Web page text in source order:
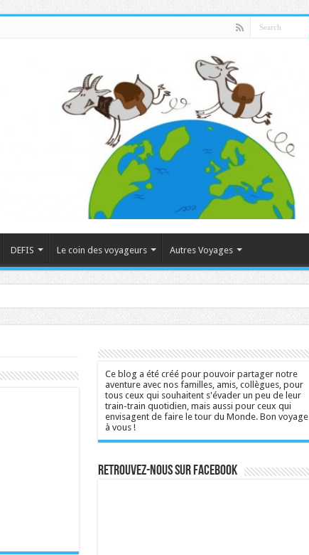
DEFIS Le coin des voyageurs Autres Voyages
Ce blog a été créé pour pouvoir partager notre
aventure avec nos familles, amis, collègues, pour
tous ceux qui souhaitent s'évader un peu de leur
train-train quotidien, mais aussi pour ceux qui
envisagent de faire le tour du Monde. Bon voyage
à vous !
Retrouvez-nous sur Facebook